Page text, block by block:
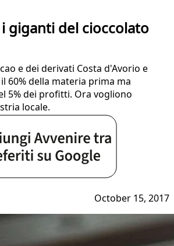
i giganti del cioccolato
e dei derivati Costa d'Avorio e
60% della materia prima ma
5% dei profitti. Ora vogliono
locale.
October 15, 2017